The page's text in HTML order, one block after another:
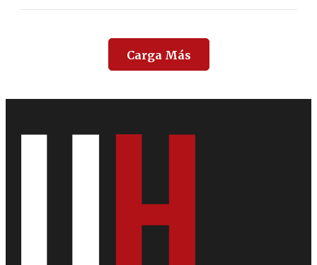
Carga Más